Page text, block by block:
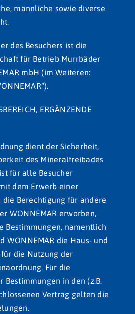
männliche sowie diverse
des Besuchers ist die
für Betrieb Murrbäder
mbH (im Weiteren:
ERGÄNZENDE
dient der Sicherheit,
des Mineralfreibades
für alle Besucher
dem Erwerb einer
die Berechtigung für andere
WONNEMAR erworben,
Bestimmungen, namentlich
WONNEMAR die Haus- und
die Nutzung der
Für die
Bestimmungen in den (z.B.
Vertrag gelten die